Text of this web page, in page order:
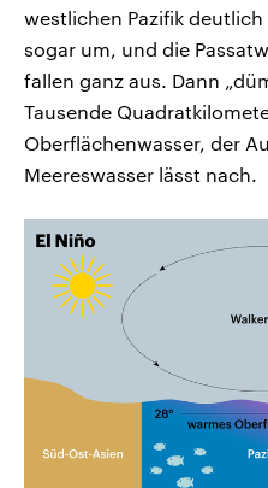
westlichen Pazifik
sogar um, und die
fallen ganz aus. Dann
Tausende
Oberflächenwasser, der
Meereswasser lässt nach.